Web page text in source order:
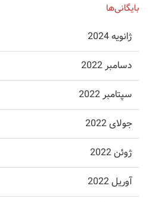
بایگانی‌ها
ژانویه 2024
دسامبر 2022
سپتامبر 2022
جولای 2022
ژوئن 2022
آوریل 2022